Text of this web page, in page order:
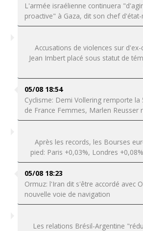
L'armée israélienne continuera
proactive" à Gaza, dit son chef
Accusations de violences sur
Jean Imbert placé sous statut de
05/08 18:54
Cyclisme: Demi Vollering remporte
de France Femmes, Marlen Reusser
Après les records, les Bourses
pied: Paris +0,03%, Londres
05/08 18:23
Ormuz: l'Iran dit s'être accordé avec
nouvelle voie de navigation
Les relations Brésil-Argentine